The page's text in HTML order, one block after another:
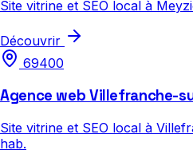
Site vitrine et SEO local à
Découvrir
69400
Agence web Villefranche-
Site vitrine et SEO local à
hab.